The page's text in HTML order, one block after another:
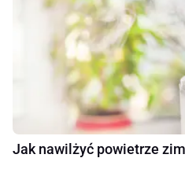
Jak nawilżyć powietrze